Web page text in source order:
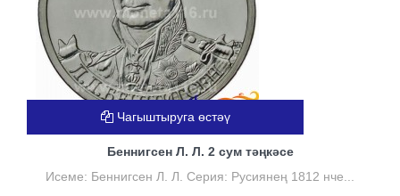
Беннигсен Л. Л. 2 сум тәңкәсе
Исеме: Беннигсен Л. Л. Серия: Русиянең 1812 нче...
Чагыштыруга өстәү